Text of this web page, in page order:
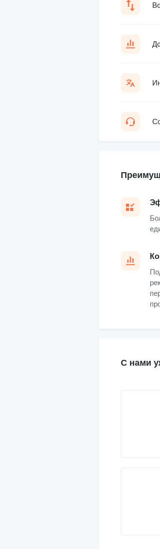
С нами